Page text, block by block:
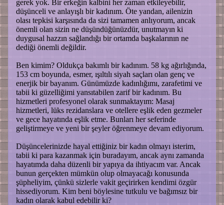
gerek yok. Bir erkeğin kalbini her zaman etkileyebilir,
düşünceli ve anlayışlı bir kadınım. Öte yandan, ailenizin
olası tepkisi karşısında da sizi tamamen anlıyorum, ancak
önemli olan sizin ne düşündüğünüzdür, unutmayın ki
duygusal hazzın sağlandığı bir ortamda başkalarının ne
dediği önemli değildir.
Ben kimim? Oldukça bakımlı bir kadınım. 58 kg ağırlığında,
153 cm boyunda, esmer, ışıltılı siyah saçları olan genç ve
enerjik bir bayanım. Günümüzde kadınlığımı, zarafetimi ve
tabii ki güzelliğimi yansıtabilen zarif bir kadınım. Bu
hizmetleri profesyonel olarak sunmaktayım: Masaj
hizmetleri, lüks rezidanslara ve otellere eşlik eden gezmeler
ve gece hayatında eşlik etme. Bunları her seferinde
geliştirmeye ve yeni bir şeyler öğrenmeye devam ediyorum.
Düşüncelerinizde hayal ettiğiniz bir kadın olmayı isterim,
tabii ki para kazanmak için buradayım, ancak aynı zamanda
hayatımda daha düzenli bir yapıya da ihtiyacım var. Ancak
bunun gerçekten mümkün olup olmayacağı konusunda
şüpheliyim, çünkü sizlerle vakit geçirirken kendimi özgür
hissediyorum. Kim beni böylesine tutkulu ve bağımsız bir
kadın olarak kabul edebilir ki?